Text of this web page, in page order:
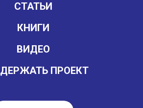
СТАТЬИ
КНИГИ
ВИДЕО
ПРОЕКТ